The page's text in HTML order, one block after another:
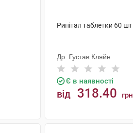
Ринітал таблетки 60 шт
Др. Густав Кляйн
Є в наявності
від 318.40 грн